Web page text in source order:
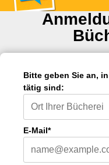
Bitte geben Sie an,
tätig sind:
E-Mail*